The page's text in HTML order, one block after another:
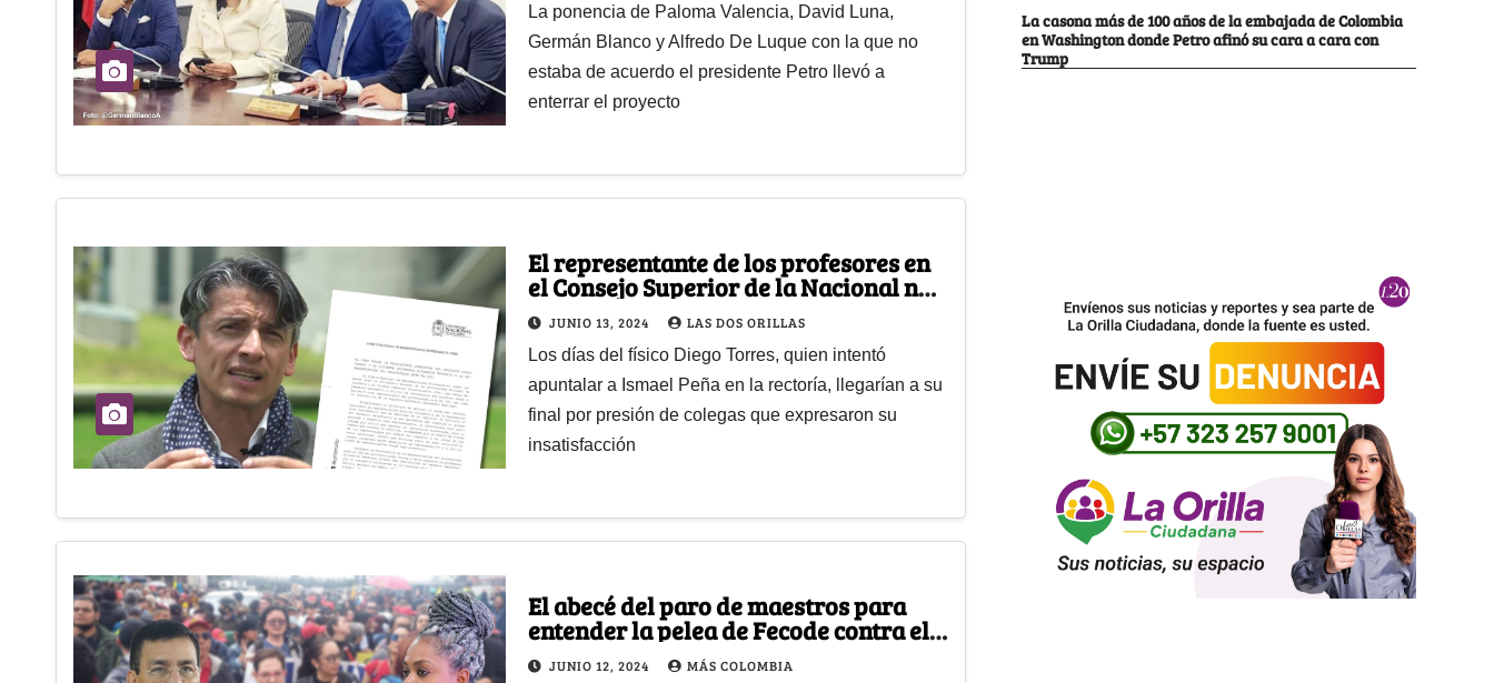
La ponencia de Paloma Valencia, David Luna,
Germán Blanco y Alfredo De Luque con la que no
estaba de acuerdo el presidente Petro llevó a
enterrar el proyecto
El representante de los profesores en
el Consejo Superior de la Nacional no
iría más: ¿Qué pasó?
JUNIO 13, 2024 LAS DOS ORILLAS
Los días del físico Diego Torres, quien intentó
apuntalar a Ismael Peña en la rectoría, llegarían a su
final por presión de colegas que expresaron su
insatisfacción
El abecé del paro de maestros para
entender la pelea de Fecode contra el
Gobierno
JUNIO 12, 2024 MÁS COLOMBIA
La casona más de 100 años de la embajada de Colombia
en Washington donde Petro afinó su cara a cara con
Trump